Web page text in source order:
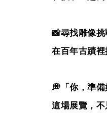
📸尋找雕像挑
在百年古蹟裡
💭 「你，準
這場展覽，不